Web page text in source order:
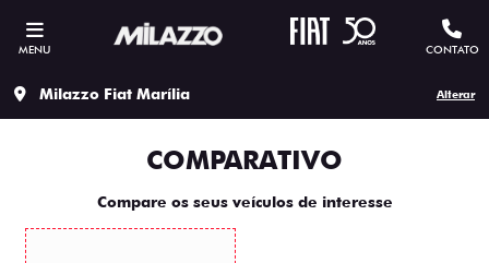
MENU CONTATO
Milazzo Fiat Marília Alterar
COMPARATIVO
Compare os seus veículos de interesse